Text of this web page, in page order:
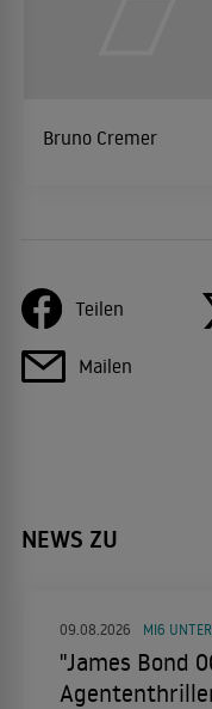
Bruno Cremer
Teilen
Mailen
NEWS ZU
09.08.2026 MI6
"James Bond